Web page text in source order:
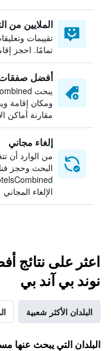
الملايين من
تقييمات
تمامًا. احجز
أفضل صفقات
ومكان إقامة
مقارنة أماكن
إلغاء مجاني
من الوارد أن
البحث وحجز
الإلغاء المجاني
اعثر على نتائج
نوند بي آند بي
البلدان الأكثر شعبية
البلدان التي يبحث عنها